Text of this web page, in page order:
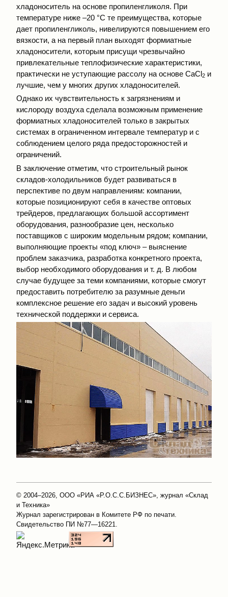
хладоноситель на основе пропиленгликоля. При
температуре ниже –20 °С те преимущества, которые
дает пропиленгликоль, нивелируются повышением его
вязкости, а на первый план выходят формиатные
хладоносители, которым присущи чрезвычайно
привлекательные теплофизические характеристики,
практически не уступающие рассолу на основе CaCl2 и
лучшие, чем у многих других хладоносителей.
Однако их чувствительность к загрязнениям и
кислороду воздуха сделала возможным применение
формиатных хладоносителей только в закрытых
системах в ограниченном интервале температур и с
соблюдением целого ряда предосторожностей и
ограничений.
В заключение отметим, что строительный рынок
складов-холодильников будет развиваться в
перспективе по двум направлениям: компании,
которые позиционируют себя в качестве оптовых
трейдеров, предлагающих большой ассортимент
оборудования, разнообразие цен, несколько
поставщиков с широким модельным рядом; компании,
выполняющие проекты «под ключ» – выяснение
проблем заказчика, разработка конкретного проекта,
выбор необходимого оборудования и т. д. В любом
случае будущее за теми компаниями, которые смогут
предоставить потребителю за разумные деньги
комплексное решение его задач и высокий уровень
технической поддержки и сервиса.
© 2004–2026, ООО «РИА «Р.О.С.С.БИЗНЕС», журнал «Склад
и Техника»
Журнал зарегистрирован в Комитете РФ по печати.
Свидетельство ПИ №77—16221.